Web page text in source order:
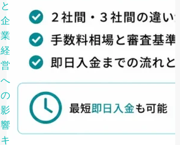
と
企
業
経
営
へ
の
影
響
キ